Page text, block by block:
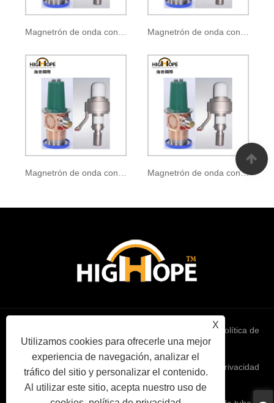
Magnetrón de onda continua CK-405
X
Utilizamos cookies para ofrecerle una mejor
experiencia de navegación, analizar el
tráfico del sitio y personalizar el contenido.
Al utilizar este sitio, acepta nuestro uso de
política de
privacidad